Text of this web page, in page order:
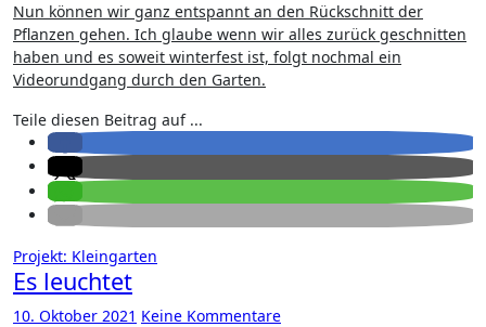
Nun können wir ganz entspannt an den Rückschnitt der
Pflanzen gehen. Ich glaube wenn wir alles zurück geschnitten
haben und es soweit winterfest ist, folgt nochmal ein
Videorundgang durch den Garten.
Teile diesen Beitrag auf ...
Projekt: Kleingarten
Es leuchtet
10. Oktober 2021 Keine Kommentare